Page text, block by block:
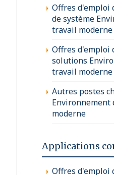
Offres d'emploi
de système
travail moderne
Offres d'emploi
solutions
travail moderne
Autres postes
Environnement
moderne
Applications
Offres d'emploi